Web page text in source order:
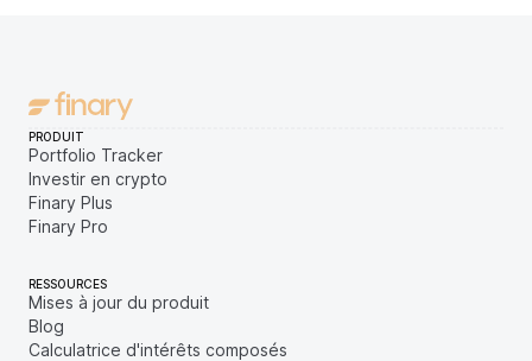
PRODUIT
Portfolio Tracker
Investir en crypto
Finary Plus
Finary Pro
RESSOURCES
Mises à jour du produit
Blog
Calculatrice d'intérêts composés